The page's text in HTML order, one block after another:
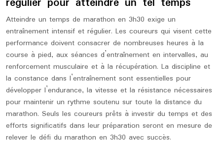
Atteindre un temps de marathon en 3h30 exige un
entraînement intensif et régulier. Les coureurs qui visent cette
performance doivent consacrer de nombreuses heures à la
course à pied, aux séances d’entraînement en intervalles, au
renforcement musculaire et à la récupération. La discipline et
la constance dans l’entraînement sont essentielles pour
développer l’endurance, la vitesse et la résistance nécessaires
pour maintenir un rythme soutenu sur toute la distance du
marathon. Seuls les coureurs prêts à investir du temps et des
efforts significatifs dans leur préparation seront en mesure de
relever le défi du marathon en 3h30 avec succès.